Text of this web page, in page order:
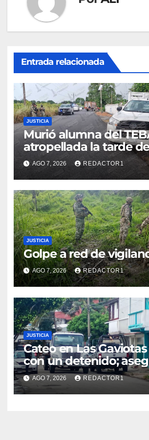
Entrada relacionada
JUSTICIA
Murió alumna del
atropellada la tarde
AGO 7, 2026 REDACTOR1
JUSTICIA
Golpe a red de
AGO 7, 2026 REDACTOR1
JUSTICIA
Cateo en Las
con un detenido;
armas, presunta
automóvil
AGO 7, 2026 REDACTOR1